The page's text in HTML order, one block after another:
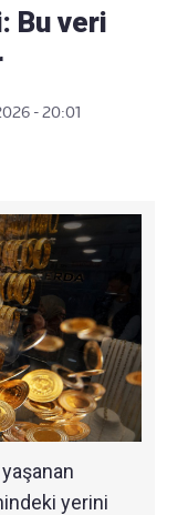
Bu veri
- 20:01
yerini